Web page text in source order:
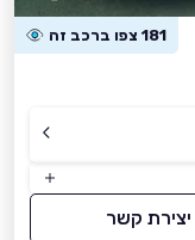
181 צפו ברכב זה
יצירת קשר